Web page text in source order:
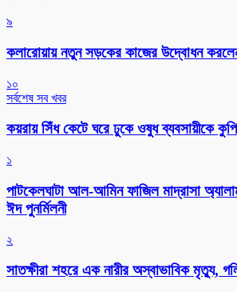
৯
কলারোয়ায় নতুন সড়কের কাজের উদ্বোধন
১০
সর্বশেষ সব খবর
কয়রায় সিঁধ কেটে ঘরে ঢুকে ওষুধ ব্যবসায়ীকে
১
পাটকেলঘাটা আল-আমিন ফাজিল মাদ্রাসা
ঈদ পুনর্মিলনী
২
সাতক্ষীরা শহরে এক নারীর অস্বাভাবিক মৃত্যু,